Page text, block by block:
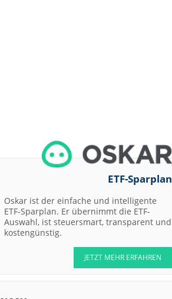
ETF-Sparplan
Oskar ist der einfache und intelligente
ETF-Sparplan. Er übernimmt die ETF-
Auswahl, ist steuersmart, transparent und
kostengünstig.
JETZT MEHR ERFAHREN